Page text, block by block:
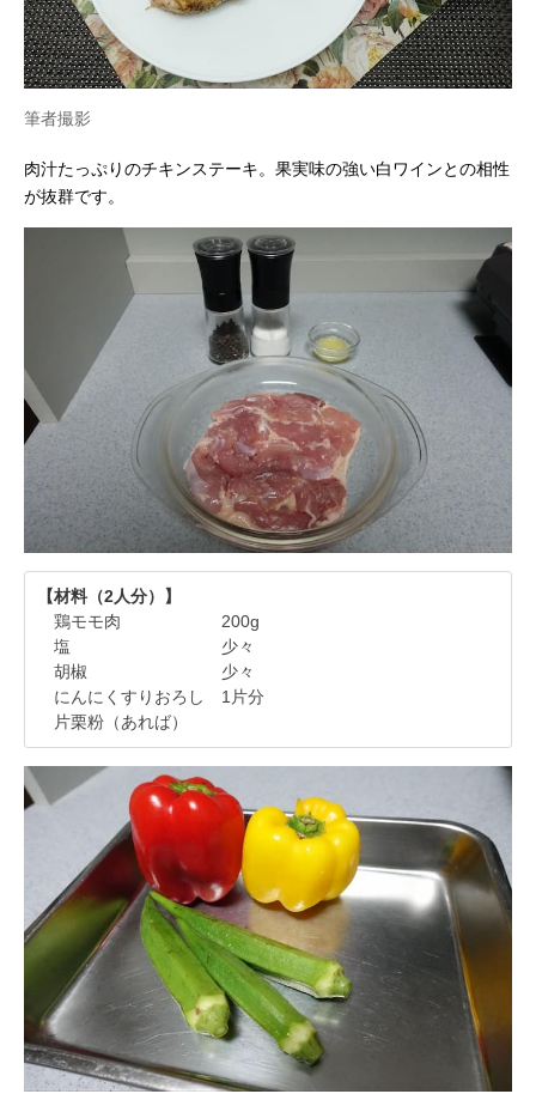
筆者撮影
肉汁たっぷりのチキンステーキ。果実味の強い白ワインとの相性
が抜群です。
【材料（2人分）】
鶏モモ肉 200g
塩 少々
胡椒 少々
にんにくすりおろし 1片分
片栗粉（あれば）